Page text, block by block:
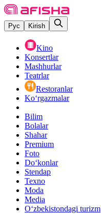
Рус Kirish
Kino
Konsertlar
Mashhurlar
Teatrlar
Restoranlar
Ko‘rgazmalar
Bilim
Bolalar
Shahar
Premium
Foto
Do‘konlar
Stendap
Texno
Moda
Media
O‘zbekistondagi turizm